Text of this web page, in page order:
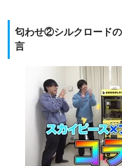
匂わせ②シルクロード
言